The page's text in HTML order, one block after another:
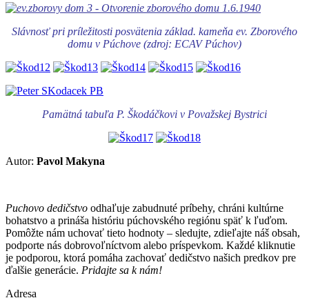
Slávnosť pri príležitosti posvätenia základ. kameňa ev. Zborového
domu v Púchove (zdroj: ECAV Púchov)
Pamätná tabuľa P. Škodáčkovi v Považskej Bystrici
Autor: Pavol Makyna
Puchovo dedičstvo odhaľuje zabudnuté príbehy, chráni kultúrne
bohatstvo a prináša históriu púchovského regiónu späť k ľuďom.
Pomôžte nám uchovať tieto hodnoty – sledujte, zdieľajte náš obsah,
podporte nás dobrovoľníctvom alebo príspevkom. Každé kliknutie
je podporou, ktorá pomáha zachovať dedičstvo našich predkov pre
ďalšie generácie. Pridajte sa k nám!
Adresa